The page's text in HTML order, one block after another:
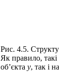
Рис. 4.5.
Як правило,
об’єкта у, так і